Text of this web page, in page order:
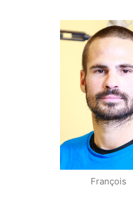
Champion IDF
Élite B
Vainqueur
Critérium
François